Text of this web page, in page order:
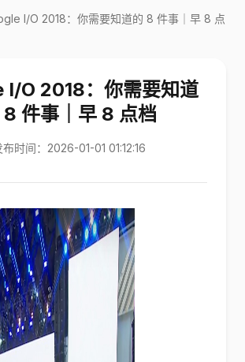
I/O 2018：你需要知道的 8 件事｜早 8 点
I/O 2018：你需要知道
8 件事｜早 8 点档
布时间：2026-01-01 01:12:16